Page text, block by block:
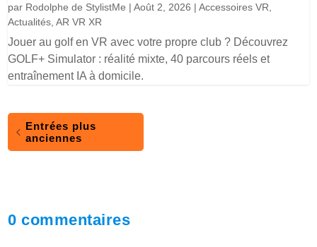
par Rodolphe de StylistMe |Août 2, 2026 |Accessoires VR,
Actualités,AR VR XR
Jouer au golf en VR avec votre propre club ? Découvrez
GOLF+ Simulator : réalité mixte, 40 parcours réels et
entraînement IA à domicile.
Entrées plus
anciennes
0 commentaires